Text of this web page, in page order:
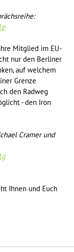
Mitglied im EU-
nur den Berliner
auf welchem
Grenze
den Radweg
- den Iron
Cramer und
Ihnen und Euch